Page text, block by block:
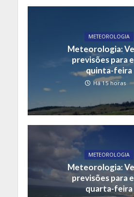
METEOROLOGIA
Meteorologia:
previsões para
quinta-feira
Há 15 horas
METEOROLOGIA
Meteorologia:
previsões para
quarta-feira